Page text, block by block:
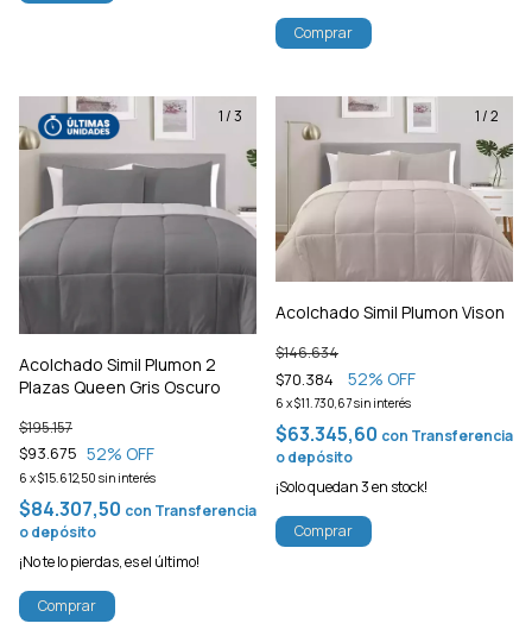
Comprar
1/3
Acolchado Simil Plumon 2
Plazas Queen Gris Oscuro
$93.675
$195.157
52% OFF
6 x$15.612,50 sin interés
$84.307,50 con Transferencia
o depósito
¡No te lo pierdas, es el último!
Comprar
1/2
Acolchado Simil Plumon Vison
$70.384
$146.634
52% OFF
6 x$11.730,67sin interés
$63.345,60 con Transferencia
o depósito
¡Solo quedan3en stock!
Comprar